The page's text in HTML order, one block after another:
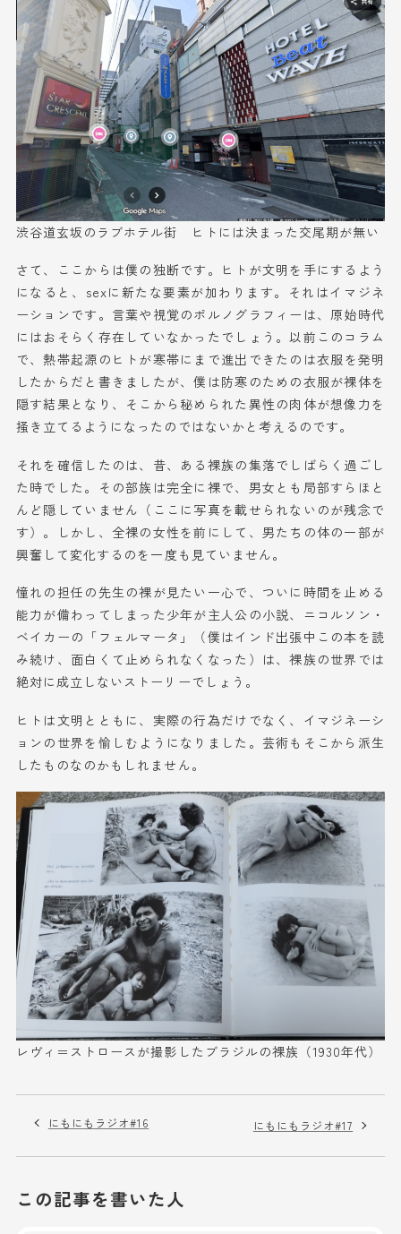
渋谷道玄坂のラブホ テル街 ヒトに は決まった交尾期が無い
さて、 ここからは僕の独断 です。 ヒト が文明を手に す る よう
になる と、 sexに 新た な要素が加わります。それはイマジネ
ーション です。 言葉や視覚のポルノグラフィー は、原始時代
には おそらく存在していなかった でしょう 。以前このコラム
で、熱帯起源のヒトが寒帯にまで進出できたのは衣服を発明
したからだと書きましたが、僕は防寒のための衣服が裸体を
隠す結果となり、そこから秘められた異性の肉体が想像力を
掻き立てるようになったのではないかと考えるのです。
それを確信したのは、 昔、 ある 裸族の集落でしばらく過ごし
た時でした。その部族は完全に裸で、男女とも局部すらほと
んど隠していません （ここに写真を載せられないのが残念で
す） 。しかし、全裸の女性を前に して、 男たち の体の一部が
興奮 して変化す るのを 一度も見ていません。
憧れの担任の先生の裸が見たい一心で、ついに時間を止める
能力が備わっ てしまった少年が主人公の小説、ニコルソン・
ベイカーの「フェルマータ」（僕はインド出張中この本を読
み続け、面白くて止められなくなった） は、裸族の世界では
絶対に成立しないストーリーでしょう。
ヒトは文明とともに、実際の行為だけでなく、 イマジネーシ
ョンの世界を 愉しむ ようになりました。芸術もそこから派生
したものなのかもしれません。
レヴィ＝ストロースが撮影したブラジルの裸族（1930年代）
にもにもラジオ#16 にもにもラジオ#17
この記事を書いた人